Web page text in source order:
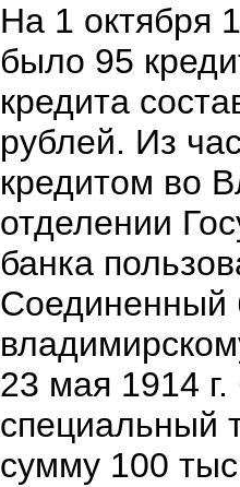
На 1 октября
было 95
кредита
рублей. Из
кредитом во
отделении
банка
Соединенный
23 мая 1914
специальный
сумму 100